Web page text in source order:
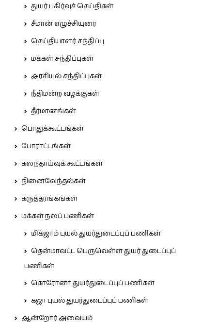
துயர் பகிர்வுச் செய்திகள்
சீமான் எழுச்சியுரை
செய்தியாளர் சந்திப்பு
மக்கள் சந்திப்புகள்
அரசியல் சந்திப்புகள்
நீதிமன்ற வழக்குகள்
தீர்மானங்கள்
பொதுக்கூட்டங்கள்
போராட்டங்கள்
கலந்தாய்வுக் கூட்டங்கள்
நினைவேந்தல்கள்
கருத்தரங்கங்கள்
மக்கள் நலப் பணிகள்
மிக்ஜாம் புயல் துயர்துடைப்புப் பணிகள்
தென்மாவட்ட பெருவெள்ள துயர் துடைப்புப்
பணிகள்
கொரோனா துயர்துடைப்புப் பணிகள்
கஜா புயல் துயர்துடைப்புப் பணிகள்
ஆன்றோர் அவையம்